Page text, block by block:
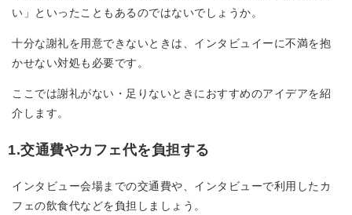
い」といったこともあるのではないでしょうか。
十分な謝礼を用意できないときは、インタビュイーに不満を抱
かせない対処も必要です。
ここでは謝礼がない・足りないときにおすすめのアイデアを紹
介します。
1.交通費やカフェ代を負担する
インタビュー会場までの交通費や、インタビューで利用したカ
フェの飲食代などを負担しましょう。